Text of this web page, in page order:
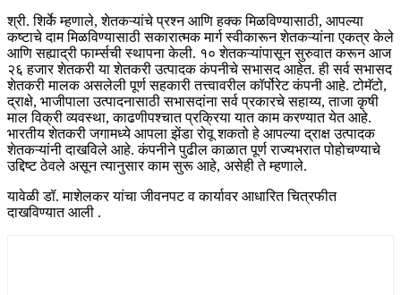
श्री. शिर्के म्हणाले, शेतकऱ्यांचे प्रश्न आणि हक्क मिळविण्यासाठी, आपल्या
कष्टाचे दाम मिळविण्यासाठी सकारात्मक मार्ग स्वीकारून शेतकऱ्यांना एकत्र केले
आणि सह्याद्री फार्म्सची स्थापना केली. १० शेतकऱ्यांपासून सुरुवात करून आज
२६ हजार शेतकरी या शेतकरी उत्पादक कंपनीचे सभासद आहेत. ही सर्व सभासद
शेतकरी मालक असलेली पूर्ण सहकारी तत्त्वावरील कॉर्पोरेट कंपनी आहे. टोमॅटो,
द्राक्षे, भाजीपाला उत्पादनासाठी सभासदांना सर्व प्रकारचे सहाय्य, ताजा कृषी
माल विक्री व्यवस्था, काढणीपश्चात प्रक्रिया यात काम करण्यात येत आहे.
भारतीय शेतकरी जगामध्ये आपला झेंडा रोवू शकतो हे आपल्या द्राक्ष उत्पादक
शेतकऱ्यांनी दाखविले आहे. कंपनीने पुढील काळात पूर्ण राज्यभरात पोहोचण्याचे
उद्दिष्ट ठेवले असून त्यानुसार काम सुरू आहे, असेही ते म्हणाले.
यावेळी डॉ. माशेलकर यांचा जीवनपट व कार्यावर आधारित चित्रफीत
दाखविण्यात आली .